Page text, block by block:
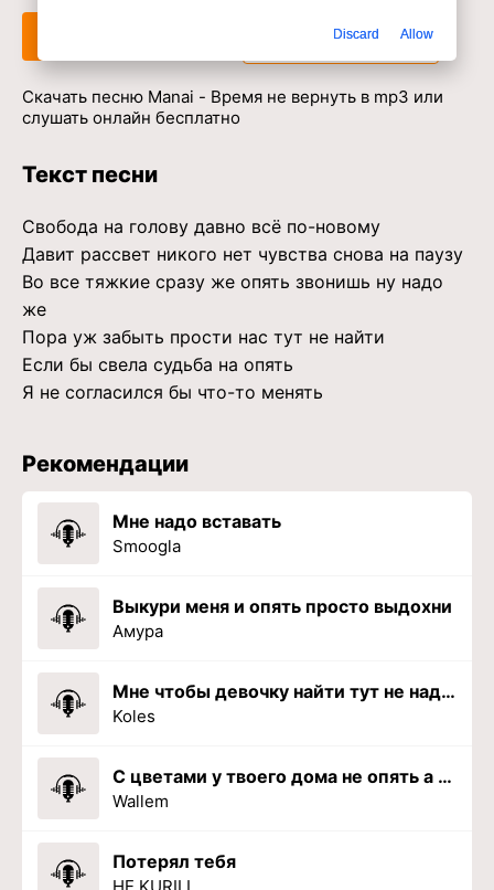
Скачать
Скачать песню Manai - Время не вернуть в mp3 или
слушать онлайн бесплатно
Текст песни
Свобода на голову давно всё по-новому
Давит рассвет никого нет чувства снова на паузу
Во все тяжкие сразу же опять звонишь ну надо
же
Пора уж забыть прости нас тут не найти
Если бы свела судьба на опять
Я не согласился бы что-то менять
Рекомендации
Мне надо вставать
Smoogla
Выкури меня и опять просто выдохни
Амура
Мне чтобы девочку найти тут не надо бабосы
Koles
С цветами у твоего дома не опять а снова
Wallem
Потерял тебя
Discard Allow